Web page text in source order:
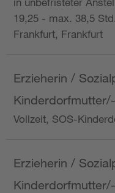
19,25 - max. 38,5
Frankfurt, Frankfurt
Erzieherin /
Vollzeit, SOS-
Erzieherin /